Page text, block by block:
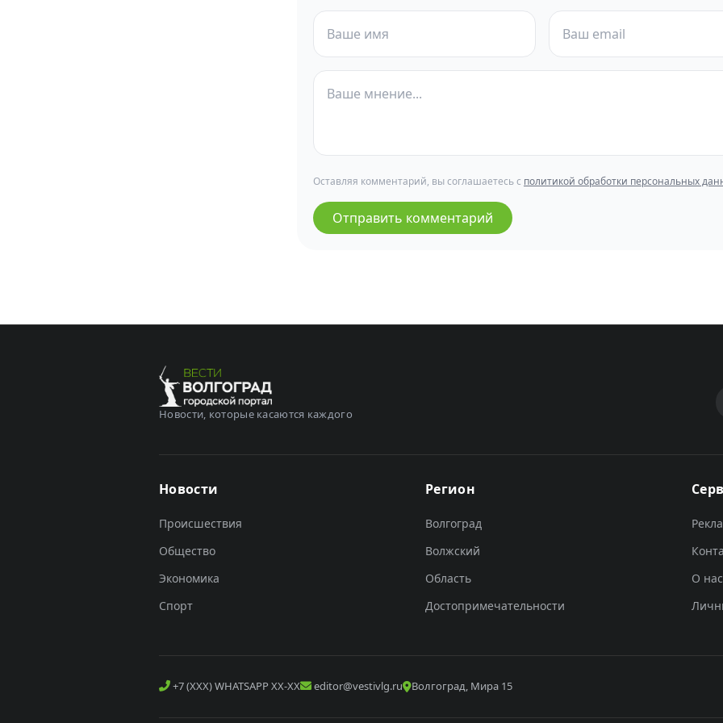
Оставляя комментарий, вы соглашаетесь с политикой обработки персональных
Отправить комментарий
Новости, которые касаются каждого
Новости
Происшествия
Общество
Экономика
Спорт
Регион
Волгоград
Волжский
Область
Достопримечательности
О нас
+7 (XXX) WHATSAPP XX-XX editor@vestivlg.ru Волгоград, Мира 15